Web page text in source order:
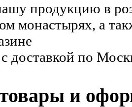
продукцию в
монастырях, а
c доставкой по
и